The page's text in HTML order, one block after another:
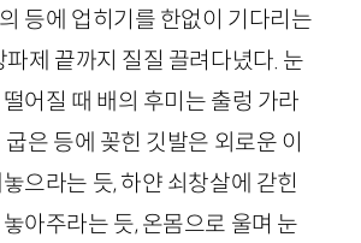
등에 업히기를 한없이 기다리는
파제 끝까지 질질 끌려다녔다. 눈
어질 때 배의 후미는 출렁 가라
은 등에 꽂힌 깃발은 외로운 이
으라는 듯, 하얀 쇠창살에 갇힌
아주라는 듯, 온몸으로 울며 눈